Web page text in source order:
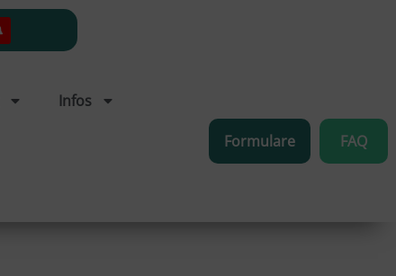
Infos
Formulare FAQ